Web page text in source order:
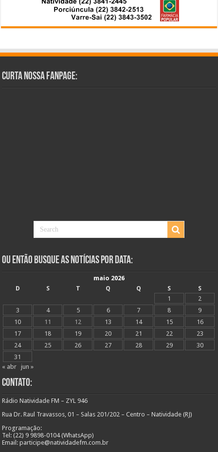
Curta Nossa Fanpage:
Ou Então Busque as Notícias Por Data:
maio 2026
D
S T Q Q S
S
1
2
3
4 5 6 7 8
9
10
11 12 13 14 15
16
17
18 19 20 21 22
23
24
25 26 27 28 29
30
31
« abr
jun »
Contato:
Rádio Natividade FM – ZYL 946
Rua Dr. Raul Travassos, 01 – Salas 201/202 – Centro – Natividade (RJ)
Programação:
Tel: (22) 9 9898-0104 (WhatsApp)
Email: participe@natividadefm.com.br